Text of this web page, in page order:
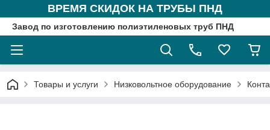
ВРЕМЯ СКИДОК НА ТРУБЫ ПНД
Завод по изготовлению полиэтиленовых труб ПНД
Товары и услуги Низковольтное оборудование